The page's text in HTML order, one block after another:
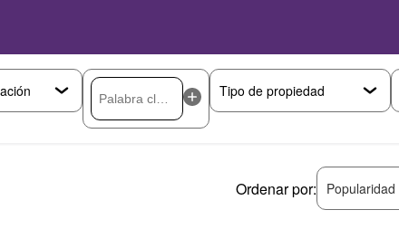
Ordenar por: Popularidad